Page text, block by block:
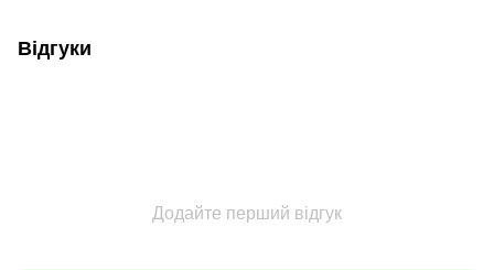
Відгуки
Додайте перший відгук